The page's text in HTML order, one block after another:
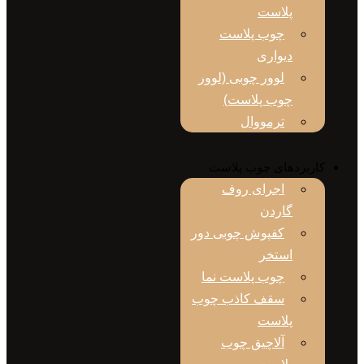
چوب پلاست
لوور چوبی (لوور
چوب پلاست)
ترمووال
اجرای روف
کفپوش چوبی دور
چوب پلاست نما
سقف کاذب چوب
آلاچیق چوب